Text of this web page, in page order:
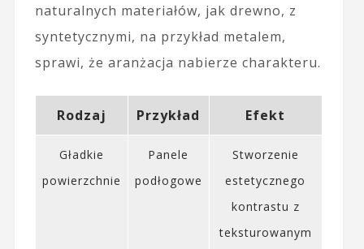
naturalnych materiałów, jak drewno, z
syntetycznymi, na przykład metalem,
sprawi, że aranżacja nabierze charakteru.
Rodzaj Przykład Efekt
Gładkie
powierzchnie
Panele
podłogowe
Stworzenie
estetycznego
kontrastu z
teksturowanym